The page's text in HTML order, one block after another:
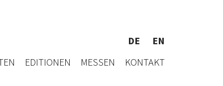
DE
EN
EDITIONEN MESSEN KONTAKT